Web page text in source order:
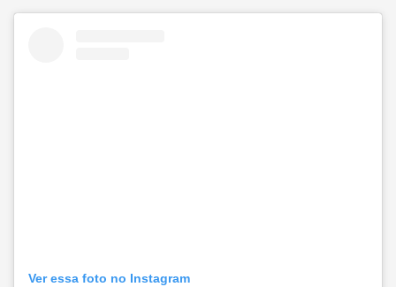
Ver essa foto no Instagram